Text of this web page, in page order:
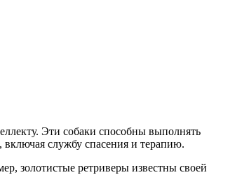
Эти собаки способны выполнять
службу спасения и терапию.
золотистые ретриверы известны своей